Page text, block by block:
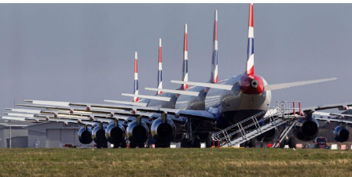
impact
ar
avea
schimbările
de
stil
de
viață
în
lupta